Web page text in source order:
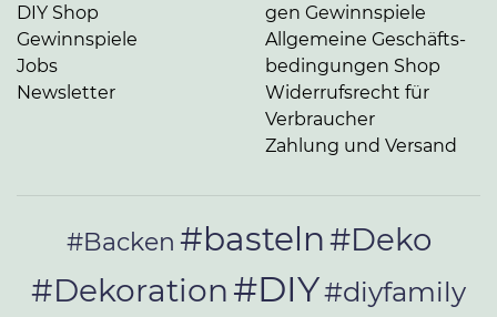
DIY Shop
Gewinnspiele
Jobs
Newsletter
gen Gewinnspiele
Allgemeine Ge­schäfts­
be­din­gun­gen Shop
Widerrufsrecht für
Verbraucher
Zahlung und Versand
#Backen #basteln#Deko
#Dekoration #DIY#diyfamily